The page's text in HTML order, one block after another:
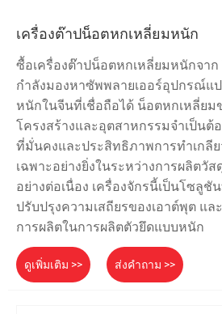
เครื่องต๊าปน็อตหกเหลี่ยมหนัก
ซื้อเครื่องต๊าปน็อตหกเหลี่ยมหนักจาก
กำลังมองหาซัพพลายเออร์อุปกรณ์แ
หนักในจีนที่เชื่อถือได้ น็อตหกเหลี่ย
โครงสร้างและอุตสาหกรรมจำเป็นต้
ที่มั่นคงและประสิทธิภาพการทำเกลี
เฉพาะอย่างยิ่งในระหว่างการผลิตวั
อย่างต่อเนื่อง เครื่องจักรนี้เป็นโซลูชั
ปรับปรุงความเสถียรของเอาต์พุต แ
การผลิตในการผลิตตัวยึดแบบหนัก
ดูเพิ่มเติม >> ส่งคำถาม >>